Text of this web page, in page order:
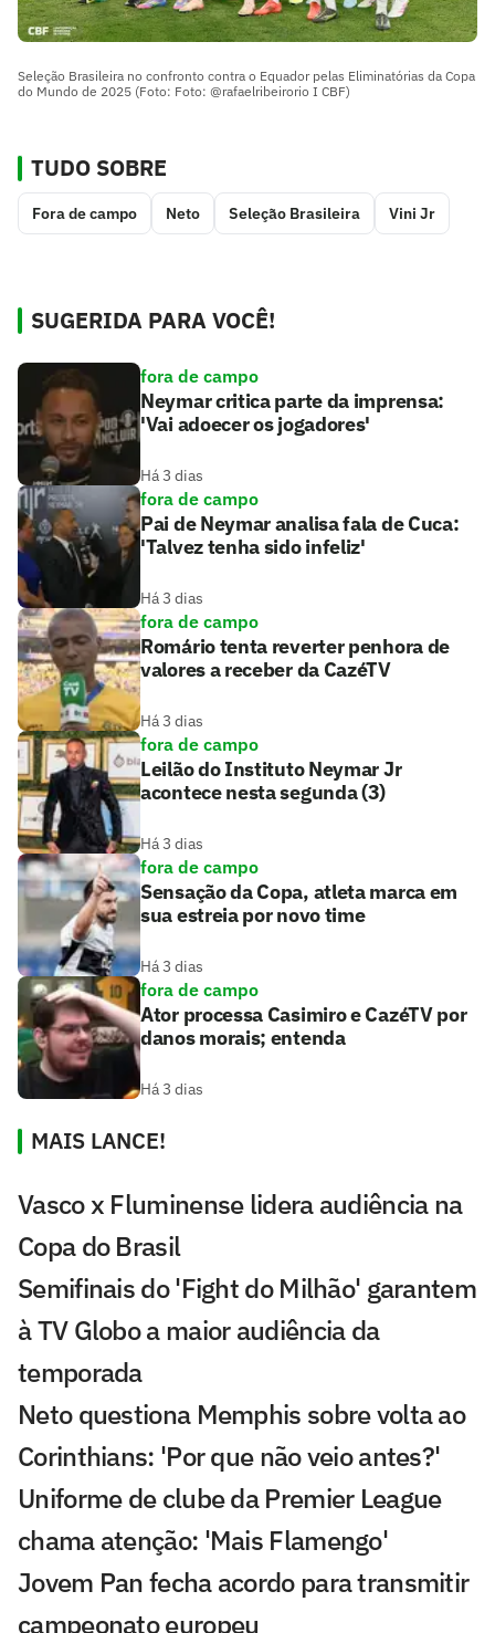
Seleção Brasileira no confronto contra o Equador pelas Eliminatórias da Copa
do Mundo de 2025 (Foto: Foto: @rafaelribeirorio I CBF)
TUDO SOBRE
Fora de campo Neto Seleção Brasileira Vini Jr
SUGERIDA PARA VOCÊ!
fora de campo
Neymar critica parte da imprensa:
'Vai adoecer os jogadores'
Há 3 dias
fora de campo
Pai de Neymar analisa fala de Cuca:
'Talvez tenha sido infeliz'
Há 3 dias
fora de campo
Romário tenta reverter penhora de
valores a receber da CazéTV
Há 3 dias
fora de campo
Leilão do Instituto Neymar Jr
acontece nesta segunda (3)
Há 3 dias
fora de campo
Sensação da Copa, atleta marca em
sua estreia por novo time
Há 3 dias
fora de campo
Ator processa Casimiro e CazéTV por
danos morais; entenda
Há 3 dias
MAIS LANCE!
Vasco x Fluminense lidera audiência na
Copa do Brasil
Semifinais do 'Fight do Milhão' garantem
à TV Globo a maior audiência da
temporada
Neto questiona Memphis sobre volta ao
Corinthians: 'Por que não veio antes?'
Uniforme de clube da Premier League
chama atenção: 'Mais Flamengo'
Jovem Pan fecha acordo para transmitir
campeonato europeu